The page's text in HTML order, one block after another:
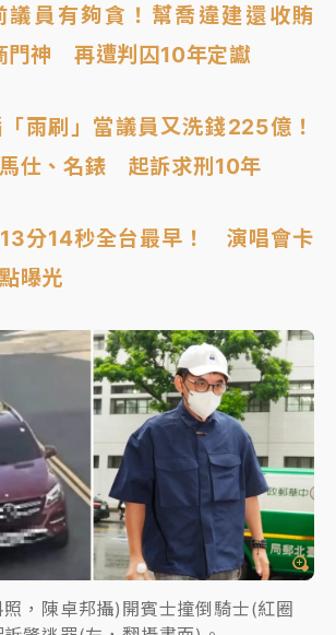
議員有夠貪！幫喬違建還收賄
門神 再遭判囚10年定讞
雨刷」當議員又洗錢225億！
仕、名錶 起訴求刑10年
分14秒全台最早！ 演唱會卡
曝光
，陳卓邦攝)開賓士撞倒騎士(紅圈